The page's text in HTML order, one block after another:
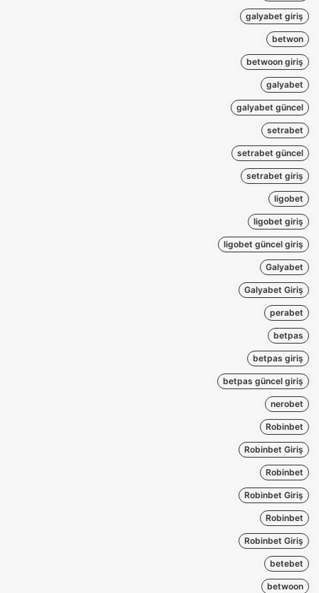
galyabet giriş
betwon
betwoon giriş
galyabet
galyabet güncel
setrabet
setrabet güncel
setrabet giriş
ligobet
ligobet giriş
ligobet güncel giriş
Galyabet
Galyabet Giriş
perabet
betpas
betpas giriş
betpas güncel giriş
nerobet
Robinbet
Robinbet Giriş
Robinbet
Robinbet Giriş
Robinbet
Robinbet Giriş
betebet
betwoon